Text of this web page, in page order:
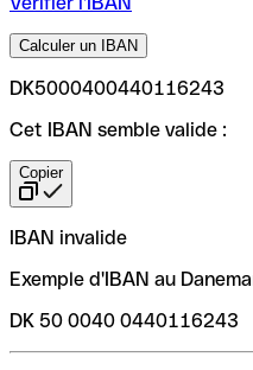
Calculer un IBAN
DK5000400440116243
Cet IBAN semble valide :
Copier
IBAN invalide
Exemple d'IBAN au
DK 50 0040 0440116243